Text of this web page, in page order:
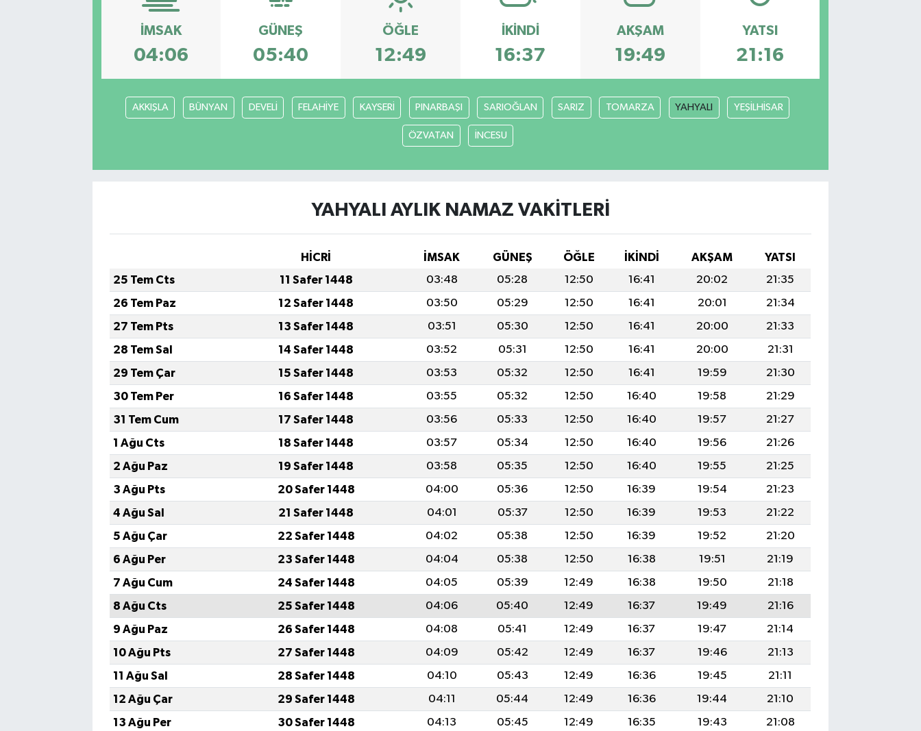
İMSAK
04:06
GÜNEŞ
05:40
ÖĞLE
12:49
İKINDI
16:37
AKŞAM
19:49
YATSI
21:16
AKKIŞLA BÜNYAN DEVELİ FELAHİYE KAYSERİ PINARBAŞI SARIOĞLAN SARIZ TOMARZA YAHYALI YEŞİLHİSAR
ÖZVATAN İNCESU
YAHYALI AYLIK NAMAZ VAKITLERI
HİCRİ İMSAK GÜNEŞ ÖĞLE İKINDI AKŞAM
YATSI
25 Tem Cts
11 Safer 1448 03:48 05:28 12:50 16:41 20:02
21:35
26 Tem Paz
12 Safer 1448 03:50 05:29 12:50 16:41 20:01
21:34
27 Tem Pts
13 Safer 1448 03:51 05:30 12:50 16:41 20:00
21:33
28 Tem Sal
14 Safer 1448 03:52 05:31 12:50 16:41 20:00
21:31
29 Tem Çar
15 Safer 1448 03:53 05:32 12:50 16:41 19:59
21:30
30 Tem Per
16 Safer 1448 03:55 05:32 12:50 16:40 19:58
21:29
31 Tem Cum
17 Safer 1448 03:56 05:33 12:50 16:40 19:57
21:27
1 Ağu Cts
18 Safer 1448 03:57 05:34 12:50 16:40 19:56
21:26
2 Ağu Paz
19 Safer 1448 03:58 05:35 12:50 16:40 19:55
21:25
3 Ağu Pts
20 Safer 1448 04:00 05:36 12:50 16:39 19:54
21:23
4 Ağu Sal
21 Safer 1448 04:01 05:37 12:50 16:39 19:53
21:22
5 Ağu Çar
22 Safer 1448 04:02 05:38 12:50 16:39 19:52
21:20
6 Ağu Per
23 Safer 1448 04:04 05:38 12:50 16:38 19:51
21:19
7 Ağu Cum
24 Safer 1448 04:05 05:39 12:49 16:38 19:50
21:18
8 Ağu Cts
25 Safer 1448 04:06 05:40 12:49 16:37 19:49
21:16
9 Ağu Paz
26 Safer 1448 04:08 05:41 12:49 16:37 19:47
21:14
10 Ağu Pts
27 Safer 1448 04:09 05:42 12:49 16:37 19:46
21:13
11 Ağu Sal
28 Safer 1448 04:10 05:43 12:49 16:36 19:45
21:11
12 Ağu Çar
29 Safer 1448 04:11 05:44 12:49 16:36 19:44
21:10
13 Ağu Per
30 Safer 1448 04:13 05:45 12:49 16:35 19:43
21:08
İLGİNÇ HABERLER